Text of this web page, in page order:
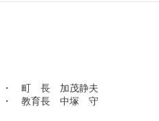
　町　長　加茂静夫
　教育長　中塚　守